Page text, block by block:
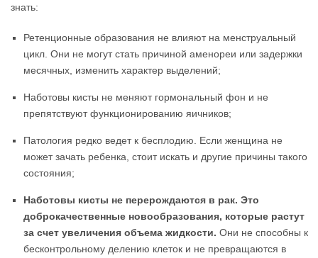
знать:
Ретенционные образования не влияют на менструальный
цикл. Они не могут стать причиной аменореи или задержки
месячных, изменить характер выделений;
Наботовы кисты не меняют гормональный фон и не
препятствуют функционированию яичников;
Патология редко ведет к бесплодию. Если женщина не
может зачать ребенка, стоит искать и другие причины такого
состояния;
Наботовы кисты не перерождаются в рак. Это
доброкачественные новообразования, которые растут
за счет увеличения объема жидкости. Они не способны к
бесконтрольному делению клеток и не превращаются в